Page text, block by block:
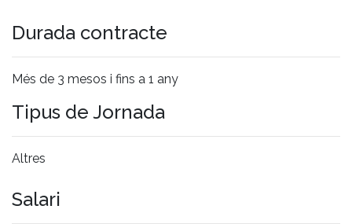
Durada contracte
Més de 3 mesos i fins a 1 any
Tipus de Jornada
Altres
Salari